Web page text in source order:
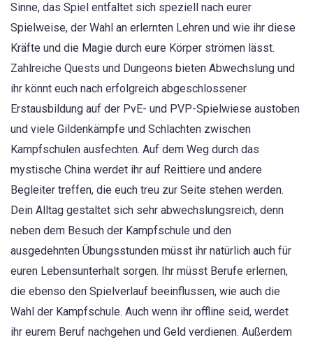
Sinne, das Spiel entfaltet sich speziell nach eurer
Spielweise, der Wahl an erlernten Lehren und wie ihr diese
Kräfte und die Magie durch eure Körper strömen lässt.
Zahlreiche Quests und Dungeons bieten Abwechslung und
ihr könnt euch nach erfolgreich abgeschlossener
Erstausbildung auf der PvE- und PVP-Spielwiese austoben
und viele Gildenkämpfe und Schlachten zwischen
Kampfschulen ausfechten. Auf dem Weg durch das
mystische China werdet ihr auf Reittiere und andere
Begleiter treffen, die euch treu zur Seite stehen werden.
Dein Alltag gestaltet sich sehr abwechslungsreich, denn
neben dem Besuch der Kampfschule und den
ausgedehnten Übungsstunden müsst ihr natürlich auch für
euren Lebensunterhalt sorgen. Ihr müsst Berufe erlernen,
die ebenso den Spielverlauf beeinflussen, wie auch die
Wahl der Kampfschule. Auch wenn ihr offline seid, werdet
ihr eurem Beruf nachgehen und Geld verdienen. Außerdem